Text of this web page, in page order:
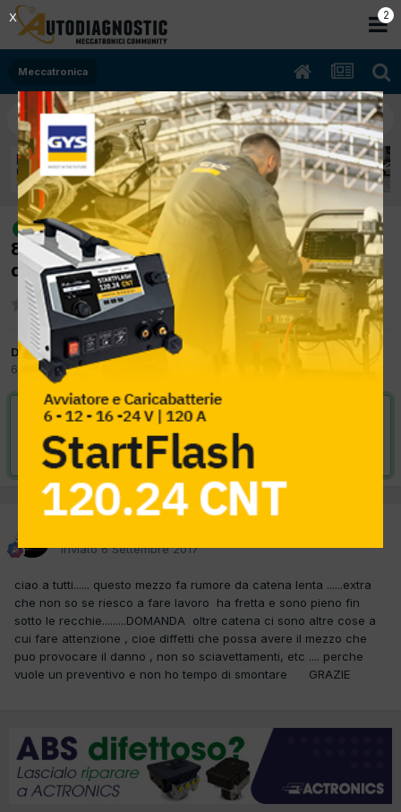
Meccatronica
risolto
[opel vivaro 07/2007 1995cc m9r e7
84Kw Diesel] sostituzione catena
distribuzione
Da il re dei irni
6 Settembre 2017
VAI ALLA SOLUZIONE
Risolta da il re dei irni,13 Settembre 2017
Inviato6 Settembre 2017
ciao a tutti...... questo mezzo fa rumore da catena lenta ......extra
che non so se riesco a fare lavoro ha fretta e sono pieno fin
sotto le recchie.........DOMANDA oltre catena ci sono altre cose a
cui fare attenzione , cioe diffetti che possa avere il mezzo che
puo provocare il danno , non so sciavettamenti, etc .... perche
vuole un preventivo e non ho tempo di smontare GRAZIE
2
X